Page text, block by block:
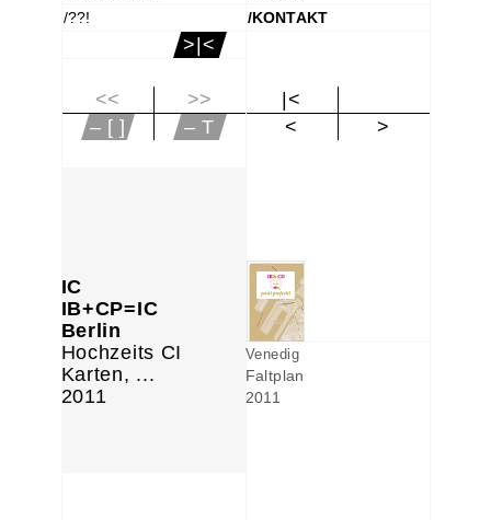
/??!
/KONTAKT
>|<
<<
>>
– [ ]
– T
|<
<
>
IC
IB+CP=IC
Berlin
Hochzeits CI
Karten, ...
2011
Venedig
Faltplan
2011